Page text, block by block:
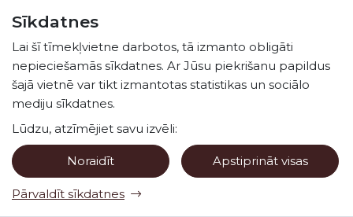
Sīkdatnes
Lai šī tīmekļvietne darbotos, tā izmanto obligāti
nepieciešamās sīkdatnes. Ar Jūsu piekrišanu papildus
šajā vietnē var tikt izmantotas statistikas un sociālo
mediju sīkdatnes.
Lūdzu, atzīmējiet savu izvēli:
Noraidīt Apstiprināt visas
Pārvaldīt sīkdatnes